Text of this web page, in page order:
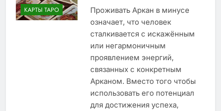
КАРТЫ ТАРО
Проживать Аркан в минусе
означает, что человек
сталкивается с искажённым
или негармоничным
проявлением энергий,
связанных с конкретным
Арканом. Вместо того чтобы
использовать его потенциал
для достижения успеха,